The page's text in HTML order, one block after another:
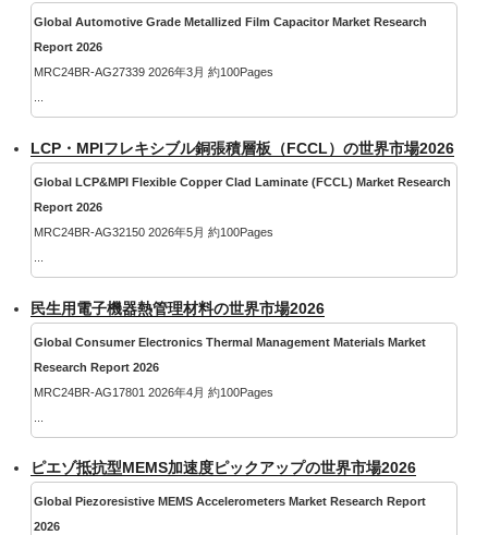
Global Automotive Grade Metallized Film Capacitor Market Research
Report 2026
MRC24BR-AG27339 2026年3月 約100Pages
LCP・MPIフレキシブル銅張積層板（FCCL）の世界市場2026
Global LCP&MPI Flexible Copper Clad Laminate (FCCL) Market Research
Report 2026
MRC24BR-AG32150 2026年5月 約100Pages
民生用電子機器熱管理材料の世界市場2026
Global Consumer Electronics Thermal Management Materials Market
Research Report 2026
MRC24BR-AG17801 2026年4月 約100Pages
ピエゾ抵抗型MEMS加速度ピックアップの世界市場2026
Global Piezoresistive MEMS Accelerometers Market Research Report
2026